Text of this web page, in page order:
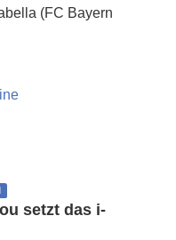
(FC Bayern
setzt das i-